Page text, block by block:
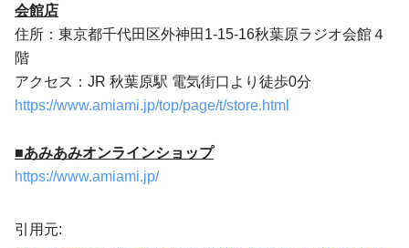
会館店
住所：東京都千代田区外神田1-15-16秋葉原ラジオ会館４
階
アクセス：JR 秋葉原駅 電気街口より徒歩0分
https://www.amiami.jp/top/page/t/store.html
■あみあみオンラインショップ
https://www.amiami.jp/
引用元: